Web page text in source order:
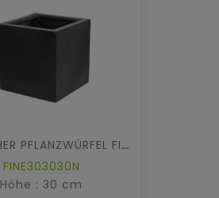
KUBISCHER PFLANZWÜRFEL FIBER
FINE303030N
Höhe : 30 cm